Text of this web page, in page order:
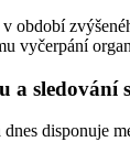
v období
vyčerpání
a sledování
disponuje